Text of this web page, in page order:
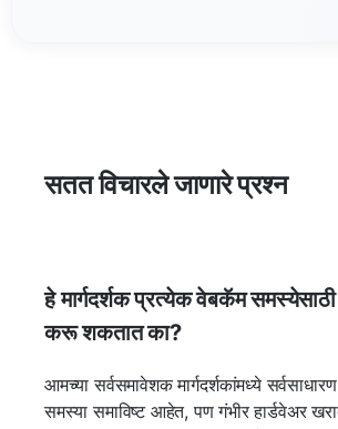
सतत विचारले जाणारे प्रश्न
हे मार्गदर्शक प्रत्येक वेबकॅम
करू शकतात का?
आमच्या सर्वसमावेशक मार्गदर्शकांमध्ये
समस्या समाविष्ट आहेत, पण गंभीर हार्डवेअर